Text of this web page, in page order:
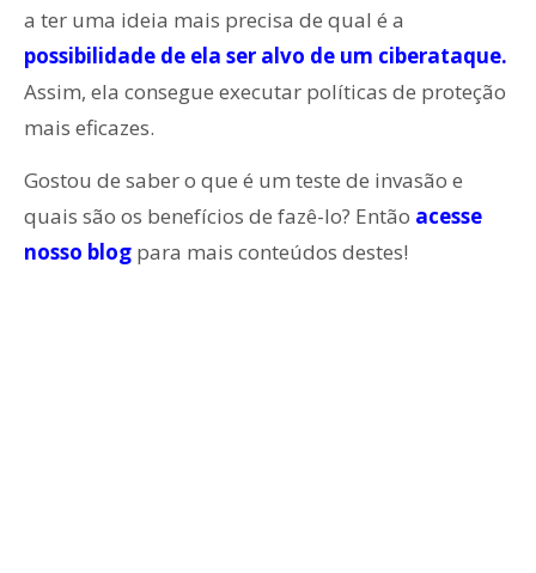
a ter uma ideia mais precisa de qual é a
possibilidade de ela ser alvo de um ciberataque.
Assim, ela consegue executar políticas de proteção
mais eficazes.
Gostou de saber o que é um teste de invasão e
quais são os benefícios de fazê-lo? Então acesse
nosso blog para mais conteúdos destes!